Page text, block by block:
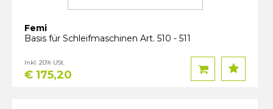
Femi
Basis für Schleifmaschinen Art. 510 - 511
€ 175,20
Inkl. 20% USt.